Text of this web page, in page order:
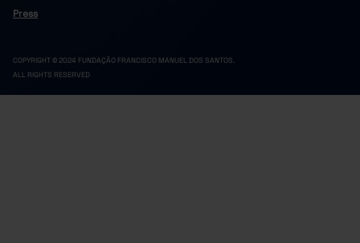
Press
COPYRIGHT © 2024 FUNDAÇÃO FRANCISCO MANUEL DOS SANTOS.
ALL RIGHTS RESERVED